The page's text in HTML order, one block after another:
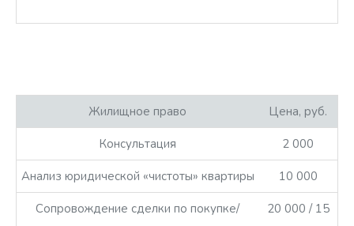
Жилищное право Цена, руб.
Консультация 2 000
Анализ юридической «чистоты» квартиры 10 000
Сопровождение сделки по покупке/
20 000 / 15